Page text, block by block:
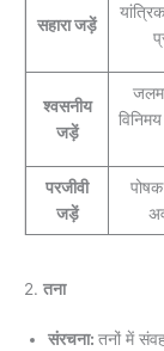
सहारा जड़ें
श्वसनीय
जड़ें
परजीवी
जड़ें
2. तना
संरचना: तनों में